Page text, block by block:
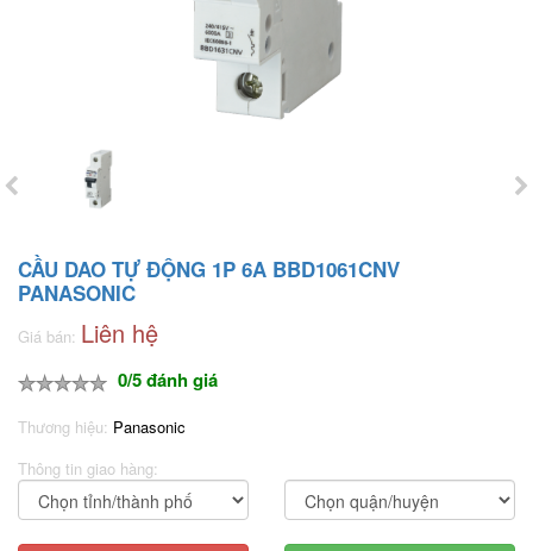
CẦU DAO TỰ ĐỘNG 1P 6A BBD1061CNV
PANASONIC
Giá bán: Liên hệ
0/5 đánh giá
Thương hiệu: Panasonic
Thông tin giao hàng: